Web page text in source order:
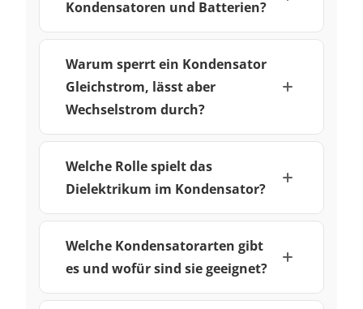
Kondensatoren und Batterien?
Warum sperrt ein Kondensator
Gleichstrom, lässt aber
Wechselstrom durch?
Welche Rolle spielt das
Dielektrikum im Kondensator?
Welche Kondensatorarten gibt
es und wofür sind sie geeignet?